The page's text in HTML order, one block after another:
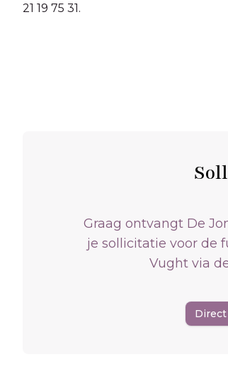
21 19 75 31.
Graag ontvangt De
je sollicitatie voor de
Vught via